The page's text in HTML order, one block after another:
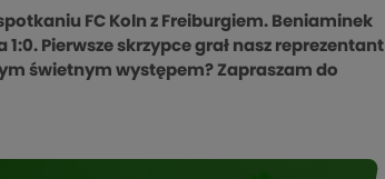
FC Koln z Freiburgiem. Beniaminek
Pierwsze skrzypce grał nasz reprezentant
świetnym występem? Zapraszam do